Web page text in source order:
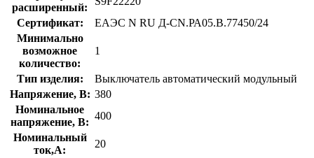
расширенный:
Сертификат:
ЕАЭС N RU Д-CN.РА05.В.77450/24
Минимально
возможное
количество:
1
Тип изделия:
Выключатель автоматический модульный
Напряжение, В: 380
Номинальное
напряжение, В:
400
Номинальный
ток,А:
20